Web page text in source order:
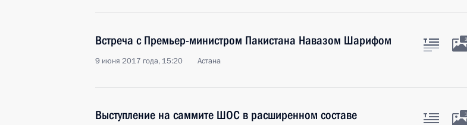
Встреча с Премьер-министром Пакистана Навазом Шарифом
9 июня 2017 года, 15:20 Астана
3
Выступление на саммите ШОС в расширенном составе 1